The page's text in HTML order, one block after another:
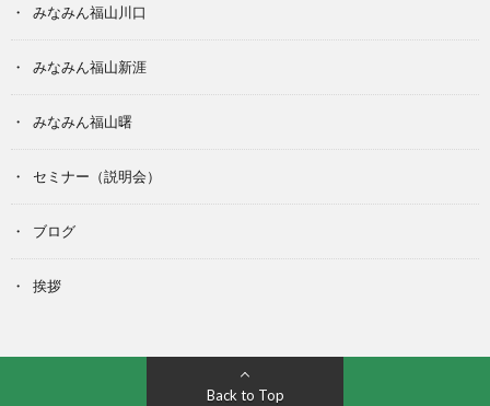
みなみん福山川口
みなみん福山新涯
みなみん福山曙
セミナー（説明会）
ブログ
挨拶
Back to Top